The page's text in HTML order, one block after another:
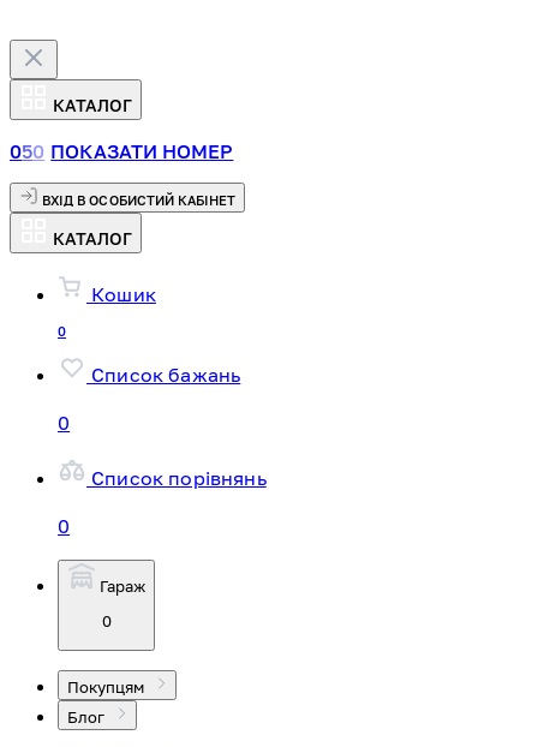
КАТАЛОГ
050 ПОКАЗАТИ НОМЕР
ВХІД В ОСОБИСТИЙ КАБІНЕТ
КАТАЛОГ
Кошик
0
Список бажань
0
Список порівнянь
0
Гараж
0
Покупцям
Блог